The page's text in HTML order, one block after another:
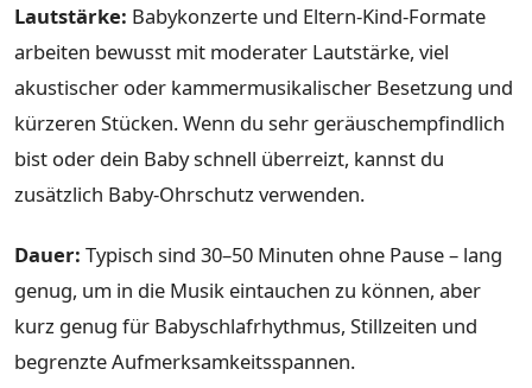
Lautstärke: Babykonzerte und Eltern-Kind-Formate
arbeiten bewusst mit moderater Lautstärke, viel
akustischer oder kammermusikalischer Besetzung und
kürzeren Stücken. Wenn du sehr geräuschempfindlich
bist oder dein Baby schnell überreizt, kannst du
zusätzlich Baby-Ohrschutz verwenden.
Dauer: Typisch sind 30–50 Minuten ohne Pause – lang
genug, um in die Musik eintauchen zu können, aber
kurz genug für Babyschlafrhythmus, Stillzeiten und
begrenzte Aufmerksamkeitsspannen.